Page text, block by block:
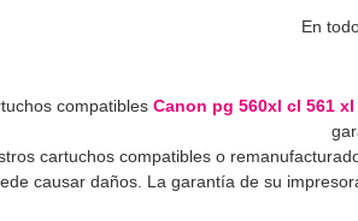
En
compatiblesCanon pg 560xl cl 561 xl
cartuchos compatibles o
causar daños. La garantía de su